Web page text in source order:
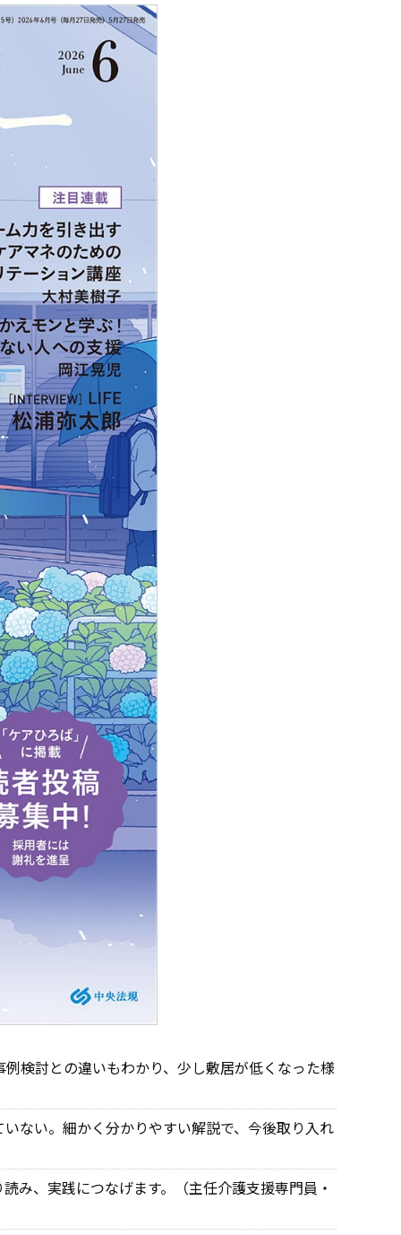
検討との違いもわかり、少し敷居が低くなった様
ない。細かく分かりやすい解説で、今後取り入れ
み、実践につなげます。（主任介護支援専門員・